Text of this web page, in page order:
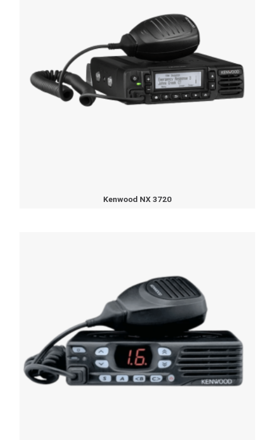
Kenwood NX 3720